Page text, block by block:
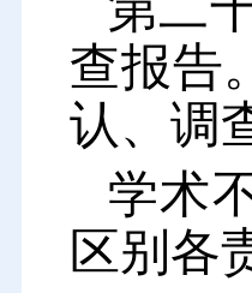
查报告
认、调
学术
区别各